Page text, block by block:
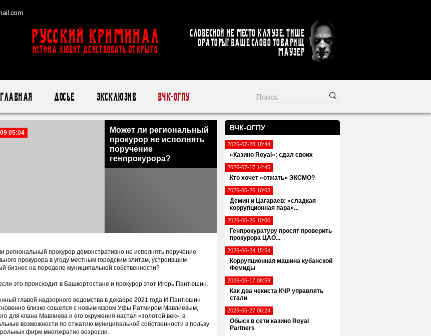
Русский Криминал
ИСТИНА ЛЮБИТ ДЕЙСТВОВАТЬ ОТКРЫТО
Словесной не место кляузе. Тише
ораторы! Ваше слово товарищ
Маузер
Главная Досье Эксклюзив ВЧК-ОГПУ
ВЧК-ОГПУ
2026-07-28 18:44
«Казино Royal»: сдал своих
2026-07-17 14:45
Кто хочет «отжать» ЭКСМО?
2026-06-26 10:03
Демин и Цагараев: «сладкая
коррупционная пара»...
2026-06-26 10:00
Генпрокуратуру просят проверить
прокурора ЦАО...
2026-06-24 15:54
Коррупционная машина кубанской
Фемиды
2026-06-17 08:59
Как два чекиста КЧР управлять
стали
2026-05-27 06:24
Обыск в сети казино Royal
Partners
05:04
Может ли региональный
прокурор не исполнять
поручение
генпрокурора?
региональный прокурор демонстративно не исполнять поручение
прокурора в угоду местным городским элитам, устроившим
бизнес на переделе муниципальной собственности?
это происходит в Башкортостане и прокурор этот Игорь Пантюшин.
главой надзорного ведомства в декабре 2021 года И.Пантюшин
близко сошелся с новым мэром Уфы Ратмиром Мавлиевым,
для клана Мавлиева и его окружения настал «золотой век», а
возможности по отжатию муниципальной собственности в пользу
фирм многократно возросли.